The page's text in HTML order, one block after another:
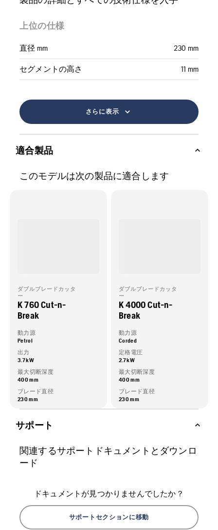
上位の仕様
直径 mm 230 mm
セグメントの高さ 11 mm
さらに表示
適合製品
このモデルは次の製品に適合します
ダブルブレードカッタ
ー
K 760 Cut-n-
Break
動力源
Petrol
出力
3.7 kW
最大切断深度
400 mm
ブレード直径
230 mm
ダブルブレードカッタ
ー
K 4000 Cut-n-
Break
動力源
Corded
定格電圧
2.7 kW
最大切断深度
400 mm
ブレード直径
230 mm
サポート
関連するサポートドキュメントとダウンロ
ード
ドキュメントが見つかりませんでしたか？
サポートセクションに移動